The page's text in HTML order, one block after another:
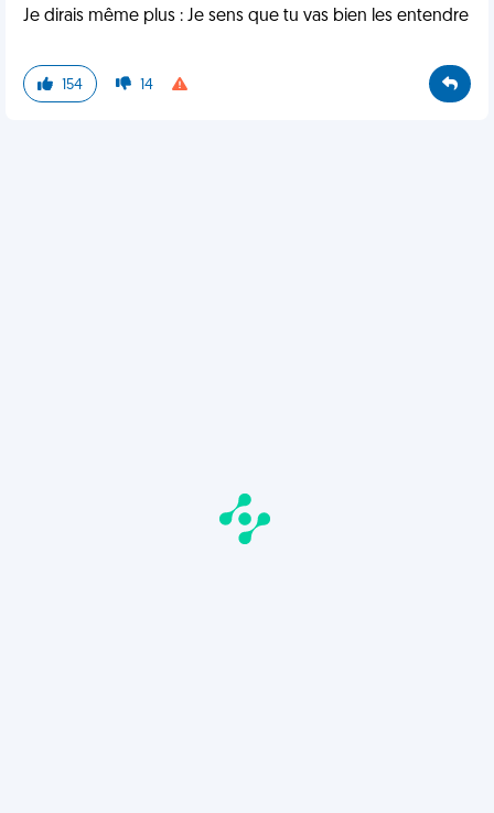
Je dirais même plus : Je sens que tu vas bien les entendre
154 14